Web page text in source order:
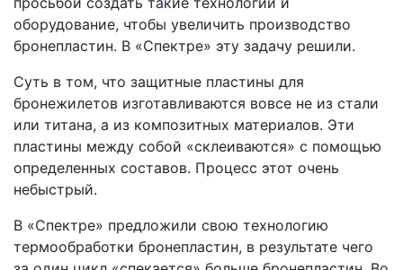
оборудование, чтобы увеличить производство
бронепластин. В «Спектре» эту задачу решили.
Суть в том, что защитные пластины для
бронежилетов изготавливаются вовсе не из стали
или титана, а из композитных материалов. Эти
пластины между собой «склеиваются» с помощью
определенных составов. Процесс этот очень
небыстрый.
В «Спектре» предложили свою технологию
термообработки бронепластин, в результате чего